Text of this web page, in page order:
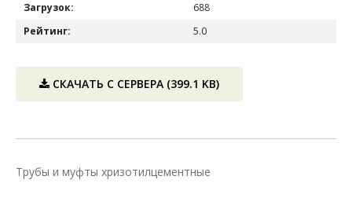
Загрузок:
688
Рейтинг:
5.0
СКАЧАТЬ С СЕРВЕРА (399.1 KB)
Трубы и муфты хризотилцементные